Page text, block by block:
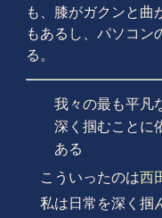
も、膝がガクンと曲
もあるし、パソコン
る。
我々の最も平凡
深く掴むことに
ある
こういったのは西
私は日常を深く掴